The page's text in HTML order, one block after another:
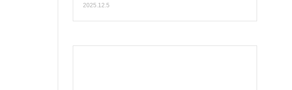
2025.12.5